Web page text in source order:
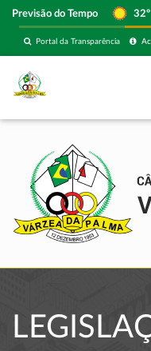
Previsão do Tempo 32º
Portal da Transparência